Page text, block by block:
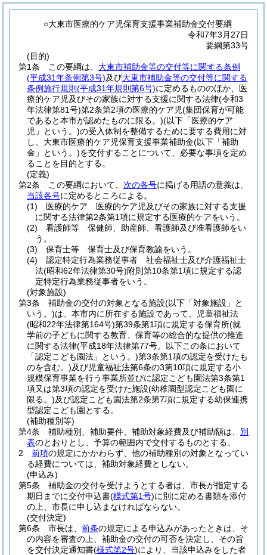
○大東市医療的ケア児保育支援事業補助金交付要綱
令和7年3月27日
要綱第33号
(目的)
第1条
この要綱は、 大東市補助金等の交付等に関する条例
(平成31年条例第3号)及び大東市補助金等の交付等に関する
条例施行規則 (平成31年規則第6号)に定めるもののほか、医
療的ケア児及びその家族に対する支援に関する法律(令和3
年法律第81号)第2条第2項の医療的ケア児(集団保育が可能
であると本市が認めたものに限る。)(以下「医療的ケア
児」という。)の受入体制を整備するために要する費用に対
し、大東市医療的ケア児保育支援事業補助金(以下「補助
金」という。)を交付することについて、必要な事項を定め
ることを目的とする。
(定義)
第2条
この要綱において、 次の各号に掲げる用語の意義は、
当該各号に定めるところによる。
(1)
医療的ケア 医療的ケア児及びその家族に対する支援
に関する法律第2条第1項に規定する医療的ケアをいう。
(2)
看護師等 保健師、助産師、看護師及び准看護師をい
う。
(3)
保育士等 保育士及び保育教諭をいう。
(4)
認定特定行為業務従事者 社会福祉士及び介護福祉士
法(昭和62年法律第30号)附則第10条第1項に規定する認
定特定行為業務従事者をいう。
(対象施設)
第3条
補助金の交付の対象となる施設(以下「対象施設」と
いう。)は、本市内に所在する施設であって、児童福祉法
(昭和22年法律第164号)第39条第1項に規定する保育所(就
学前の子どもに関する教育、保育等の総合的な提供の推進
に関する法律(平成18年法律第77号。以下この条において
「認定こども園法」という。)第3条第1項の認定を受けたも
のを含む。)及び児童福祉法第6条の3第10項に規定する小
規模保育事業を行う事業所並びに認定こども園法第3条第1
項又は第3項の認定を受けた施設(幼稚園型認定こども園に
限る。)及び認定こども園法第2条第7項に規定する幼保連携
型認定こども園とする。
(補助種別等)
第4条
補助種別、補助要件、補助対象経費及び補助額は、 別
表のとおりとし、予算の範囲内で交付するものとする。
2
前項の規定にかかわらず、他の補助種別の対象となってい
る経費については、補助対象経費としない。
(申込み)
第5条
補助金の交付を受けようとする者は、市長が指定する
期日までに交付申込書(様式第1号)に別に定める書類を添付
の上、市長に申し込まなければならない。
(交付決定)
第6条
市長は、 前条の規定による申込みがあったときは、そ
の内容を審査の上、補助金の交付の可否を決定し、その旨
を交付決定通知書(様式第2号)により、当該申込みをした者